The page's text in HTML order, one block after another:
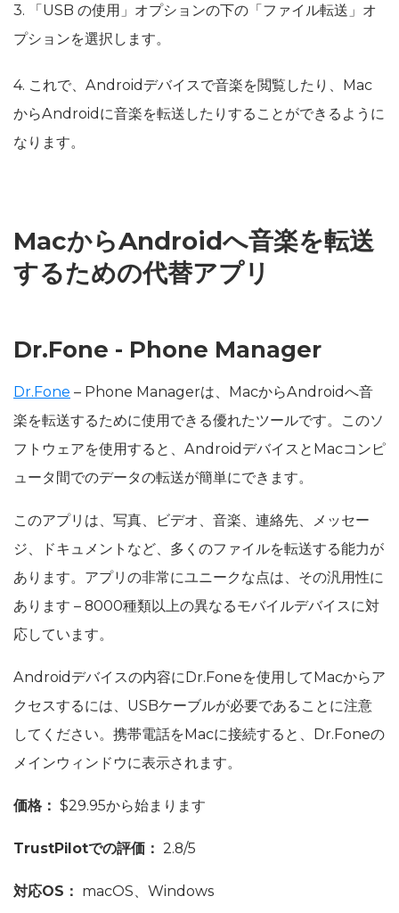
3. 「USB の使用」オプションの下の「ファイル転送」オ
プションを選択します。
4. これで、Androidデバイスで音楽を閲覧したり、Mac
からAndroidに音楽を転送したりすることができるように
なります。
MacからAndroidへ音楽を転送
するための代替アプリ
Dr.Fone - Phone Manager
Dr.Fone – Phone Managerは、MacからAndroidへ音
楽を転送するために使用できる優れたツールです。このソ
フトウェアを使用すると、AndroidデバイスとMacコンピ
ュータ間でのデータの転送が簡単にできます。
このアプリは、写真、ビデオ、音楽、連絡先、メッセー
ジ、ドキュメントなど、多くのファイルを転送する能力が
あります。アプリの非常にユニークな点は、その汎用性に
あります – 8000種類以上の異なるモバイルデバイスに対
応しています。
Androidデバイスの内容にDr.Foneを使用してMacからア
クセスするには、USBケーブルが必要であることに注意
してください。携帯電話をMacに接続すると、Dr.Foneの
メインウィンドウに表示されます。
価格： $29.95から始まります
TrustPilotでの評価： 2.8/5
対応OS： macOS、Windows